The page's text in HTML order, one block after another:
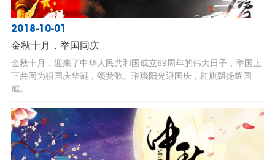
2018-10-01
金秋十月，举国同庆
金秋十月，迎来了中华人民共和国成立69周年的伟大日子，举国上
下共同为祖国庆华诞，颂赞歌。璀璨阳光迎国庆，红旗飘扬耀国
威。